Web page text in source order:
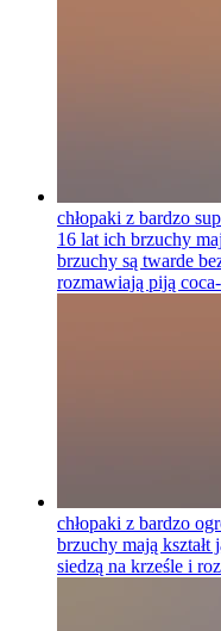
chłopaki z bardzo
16 lat ich brzuchy
brzuchy są twarde
rozmawiają piją
chłopaki z bardzo
brzuchy mają kształt
siedzą na krześle i